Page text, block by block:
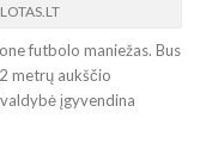
futbolo maniežas. Bus
metrų aukščio
įgyvendina